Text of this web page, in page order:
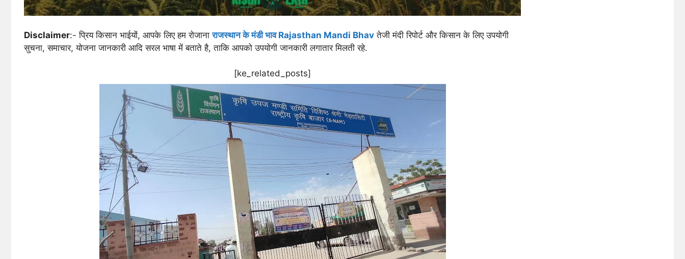
Disclaimer:- प्रिय किसान भाईयों, आपके लिए हम रोजानाराजस्थान के मंडी भाव Rajasthan Mandi Bhav तेजी मंदी रिपोर्ट और किसान के लिए उपयोगी
सुचना, समाचार, योजना जानकारी आदि सरल भाषा में बताते है, ताकि आपको उपयोगी जानकारी लगातार मिलती रहे.
[ke_related_posts]